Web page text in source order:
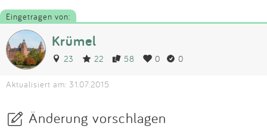
Eingetragen von:
Krümel
23 22 58 0 0
Aktualisiert am: 31.07.2015
Änderung vorschlagen